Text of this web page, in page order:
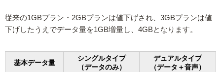
従来の1GBプラン・2GBプランは値下げされ、3GBプランは値
下げしたうえでデータ量を1GB増量し、4GBとなります。
基本データ量
シングルタイプ
（データのみ）
デュアルタイプ
（データ＋音声）